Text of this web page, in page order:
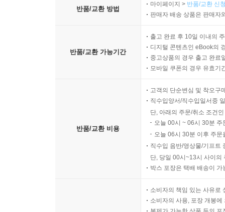
반품/교환 방법
마이페이지 > 반품/교환 신
판매자 배송 상품은 판매자
반품/교환 가능기간
출고 완료 후 10일 이내의
디지털 콘텐츠인 eBook의
중고상품의 경우 출고 완료
모바일 쿠폰의 경우 유효기
반품/교환 비용
고객의 단순변심 및 착오구
직수입양서/직수입일서중
단, 아래의 주문/취소 조건
오늘 00시 ~ 06시 30분
오늘 06시 30분 이후 주
직수입 음반/영상물/기프트
단, 당일 00시~13시 사이의
박스 포장은 택배 배송이
소비자의 책임 있는 사유로
소비자의 사용, 포장 개봉